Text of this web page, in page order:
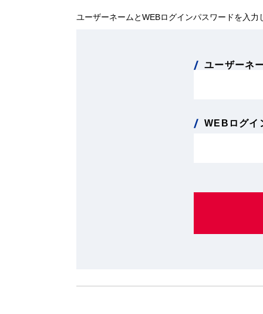
ユーザーネームとWEBログインパスワードを入
ユーザーネ
WEBログイ